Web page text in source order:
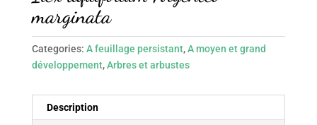
marginata
Categories: A feuillage persistant,A moyen et grand
développement,Arbres et arbustes
Description